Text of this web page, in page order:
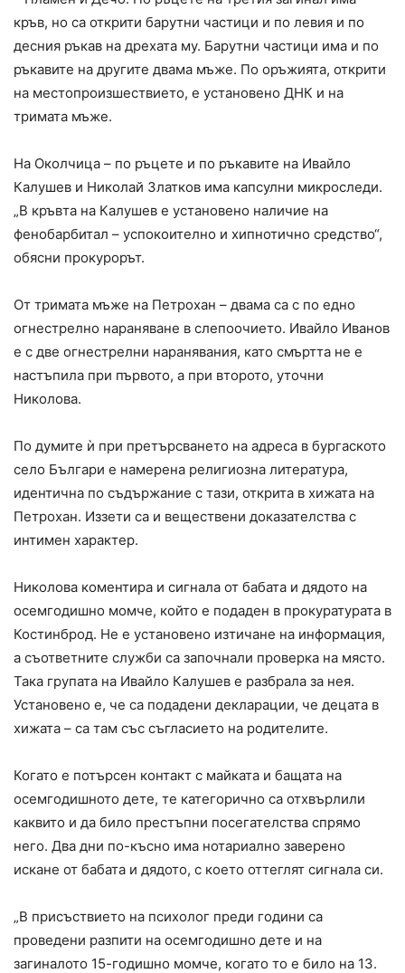
кръв, но са открити барутни частици и по левия и по
десния ръкав на дрехата му. Барутни частици има и по
ръкавите на другите двама мъже. По оръжията, открити
на местопроизшествието, е установено ДНК и на
тримата мъже.
На Околчица – по ръцете и по ръкавите на Ивайло
Калушев и Николай Златков има капсулни микроследи.
„В кръвта на Калушев е установено наличие на
фенобарбитал – успокоително и хипнотично средство“,
обясни прокурорът.
От тримата мъже на Петрохан – двама са с по едно
огнестрелно нараняване в слепоочието. Ивайло Иванов
е с две огнестрелни наранявания, като смъртта не е
настъпила при първото, а при второто, уточни
Николова.
По думите ѝ при претърсването на адреса в бургаското
село Българи е намерена религиозна литература,
идентична по съдържание с тази, открита в хижата на
Петрохан. Иззети са и веществени доказателства с
интимен характер.
Николова коментира и сигнала от бабата и дядото на
осемгодишно момче, който е подаден в прокуратурата в
Костинброд. Не е установено изтичане на информация,
а съответните служби са започнали проверка на място.
Така групата на Ивайло Калушев е разбрала за нея.
Установено е, че са подадени декларации, че децата в
хижата – са там със съгласието на родителите.
Когато е потърсен контакт с майката и бащата на
осемгодишното дете, те категорично са отхвърлили
каквито и да било престъпни посегателства спрямо
него. Два дни по-късно има нотариално заверено
искане от бабата и дядото, с което оттеглят сигнала си.
„В присъствието на психолог преди години са
проведени разпити на осемгодишно дете и на
загиналото 15-годишно момче, когато то е било на 13.